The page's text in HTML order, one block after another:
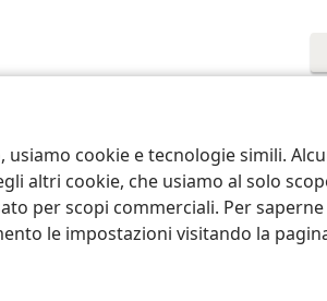
cookie e tecnologie simili.
altri cookie, che usiamo al solo
per scopi commerciali. Per saperne
le impostazioni visitando la